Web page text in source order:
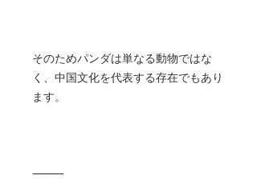
そのためパンダは単なる動物ではな
く、中国文化を代表する存在でもあり
ます。
⸻